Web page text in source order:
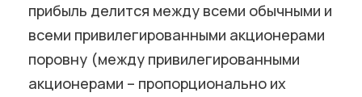
прибыль делится между всеми обычными и
всеми привилегированными акционерами
поровну (между привилегированными
акционерами – пропорционально их